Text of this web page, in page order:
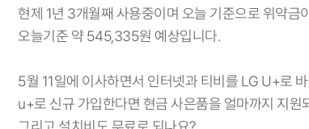
현제 1년 3개월째 사용중이며 오늘 기준으로 위약금이
오늘기준 약 545,335원 예상입니다.
5월 11일에 이사하면서 인터넷과 티비를 LG U+로
u+로 신규 가입한다면 현금 사은품을 얼마까지 지원